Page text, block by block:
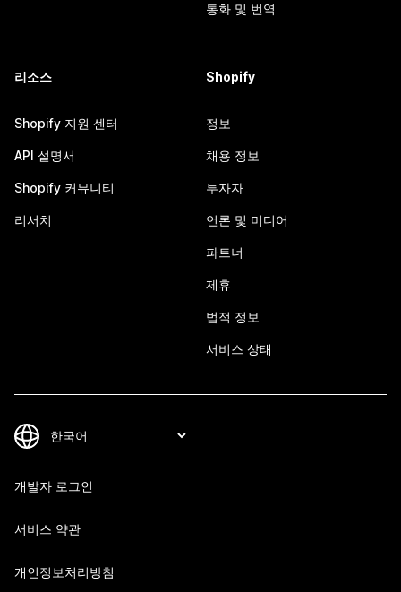
통화 및 번역
리소스
Shopify 지원 센터
API 설명서
Shopify 커뮤니티
리서치
Shopify
정보
채용 정보
투자자
언론 및 미디어
파트너
제휴
법적 정보
서비스 상태
개발자 로그인
서비스 약관
개인정보처리방침